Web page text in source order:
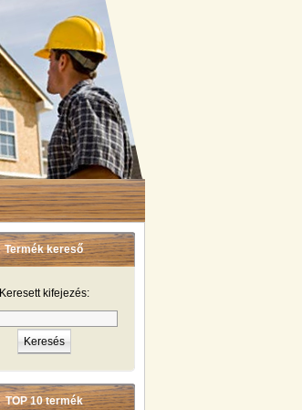
Termék kereső
Keresett kifejezés:
TOP 10 termék